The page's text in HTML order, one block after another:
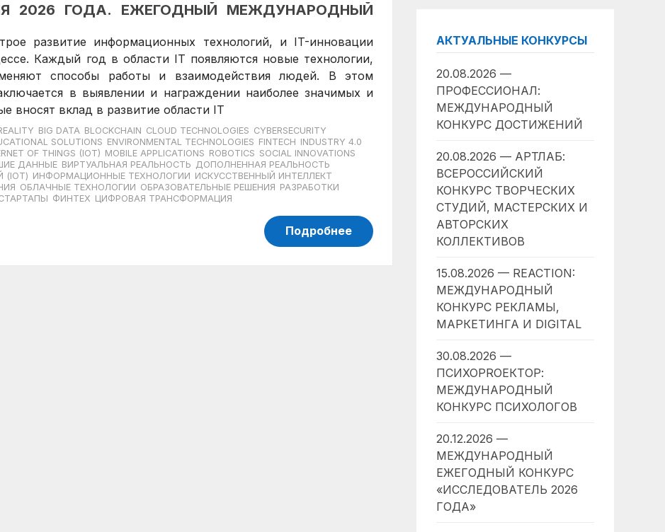
2026 ГОДА. ЕЖЕГОДНЫЙ МЕЖДУНАРОДНЫЙ
развитие информационных технологий, и IT-инновации
Каждый год в области IT появляются новые технологии,
способы работы и взаимодействия людей. В этом
в выявлении и награждении наиболее значимых и
вносят вклад в развитие области IT
BIG DATA BLOCKCHAIN CLOUD TECHNOLOGIES CYBERSECURITY
SOLUTIONS ENVIRONMENTAL TECHNOLOGIES FINTECH INDUSTRY 4.0
OF THINGS (IOT) MOBILE APPLICATIONS ROBOTICS SOCIAL INNOVATIONS
ДАННЫЕ ВИРТУАЛЬНАЯ РЕАЛЬНОСТЬ ДОПОЛНЕННАЯ РЕАЛЬНОСТЬ
(IOT) ИНФОРМАЦИОННЫЕ ТЕХНОЛОГИИ ИСКУССТВЕННЫЙ ИНТЕЛЛЕКТ
ОБЛАЧНЫЕ ТЕХНОЛОГИИ ОБРАЗОВАТЕЛЬНЫЕ РЕШЕНИЯ РАЗРАБОТКИ
ФИНТЕХ ЦИФРОВАЯ ТРАНСФОРМАЦИЯ
Подробнее
АКТУАЛЬНЫЕ КОНКУРСЫ
20.08.2026 —
ПРОФЕССИОНАЛ:
МЕЖДУНАРОДНЫЙ
КОНКУРС ДОСТИЖЕНИЙ
20.08.2026 — АРТЛАБ:
ВСЕРОССИЙСКИЙ
КОНКУРС ТВОРЧЕСКИХ
СТУДИЙ, МАСТЕРСКИХ И
АВТОРСКИХ
КОЛЛЕКТИВОВ
15.08.2026 — REACTION:
МЕЖДУНАРОДНЫЙ
КОНКУРС РЕКЛАМЫ,
МАРКЕТИНГА И DIGITAL
30.08.2026 —
ПСИХОPROЕКТОР:
МЕЖДУНАРОДНЫЙ
КОНКУРС ПСИХОЛОГОВ
20.12.2026 —
МЕЖДУНАРОДНЫЙ
ЕЖЕГОДНЫЙ КОНКУРС
«ИССЛЕДОВАТЕЛЬ 2026
ГОДА»